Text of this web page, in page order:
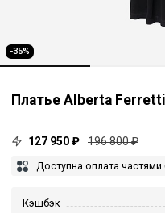
-35%
Платье Alberta
127 950 ₽ 196 800 ₽
Доступна оплата частями
Кэшбэк